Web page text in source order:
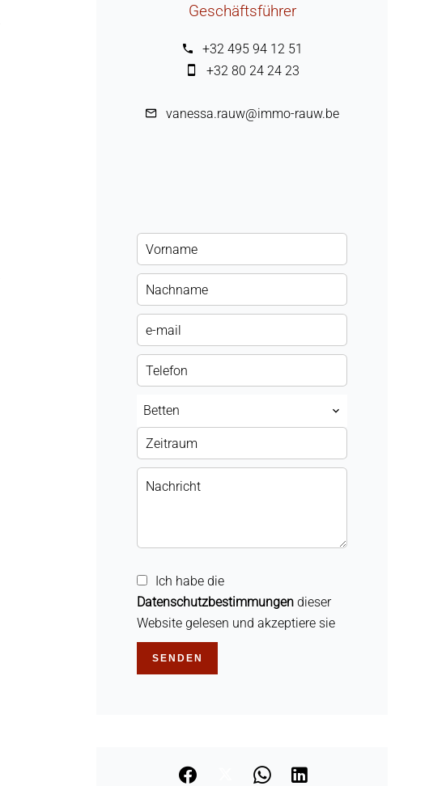
Geschäftsführer
+32 495 94 12 51
+32 80 24 24 23
vanessa.rauw@immo-rauw.be
Betten
Ich habe die
Datenschutzbestimmungen dieser
Website gelesen und akzeptiere sie
SENDEN